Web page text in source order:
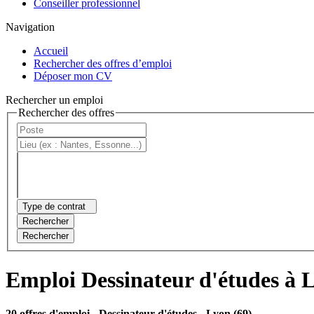
Conseiller professionnel
Navigation
Accueil
Rechercher des offres d’emploi
Déposer mon CV
Rechercher un emploi
Rechercher des offres
Type de contrat
Rechercher
Rechercher
Emploi Dessinateur d'études à